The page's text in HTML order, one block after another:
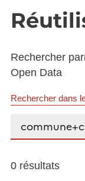
Rechercher
Open Data
Rechercher dans
0 résultats